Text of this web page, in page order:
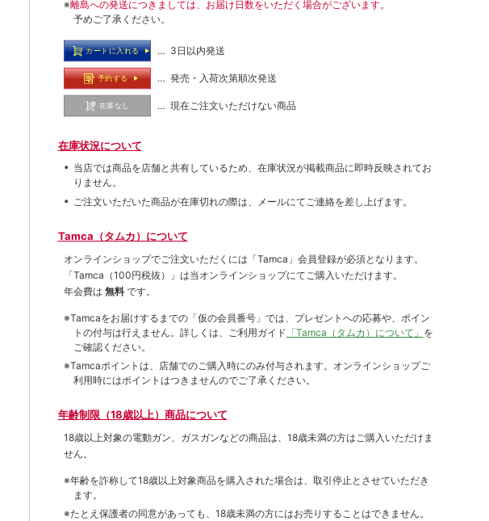
※離島への発送につきましては、お届け日数をいただく場合がございます。
予めご了承ください。
カートに入れる … 3日以内発送
予約する … 発売・入荷次第順次発送
在庫なし … 現在ご注文いただけない商品
在庫状況について
当店では商品を店舗と共有しているため、在庫状況が掲載商品に即時反映されてお
りません。
ご注文いただいた商品が在庫切れの際は、メールにてご連絡を差し上げます。
Tamca（タムカ）について
オンラインショップでご注⽂いただくには「Tamca」会員登録が必須となります。
「Tamca （100円税抜）
」は当オンラインショップにてご購⼊いただけます。
年会費は 無料 です。
※Tamcaをお届けするまでの「仮の会員番号」では、プレゼントへの応募や、ポイン
トの付与は⾏えません。詳しくは、ご利⽤ガイド 「Tamca（タムカ）について」 を
ご確認ください。
※Tamcaポイントは、店舗でのご購⼊時にのみ付与されます。オンラインショップご
利用時にはポイントはつきませんのでご了承ください。
年齢制限（18歳以上）商品について
18歳以上対象の電動ガン、ガスガンなどの商品は、18歳未満の方はご購入いただけま
せん。
※年齢を詐称して18歳以上対象商品を購入された場合は、取引停止とさせていただき
ます。
※たとえ保護者の同意があっても、18歳未満の方にはお売りすることはできません。